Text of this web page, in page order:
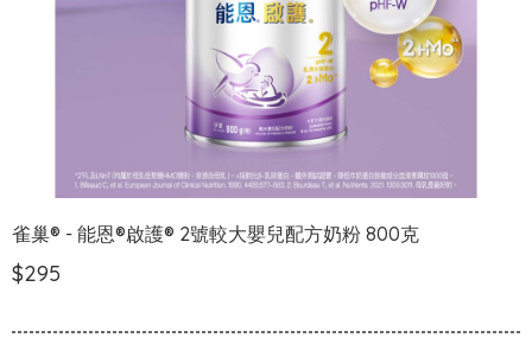
雀巢® - 能恩®啟護® 2號較大嬰兒配方奶粉 800克
$295